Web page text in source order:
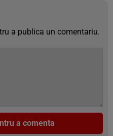
a publica un comentariu.
a comenta